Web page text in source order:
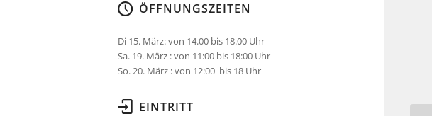
ÖFFNUNGSZEITEN
Di 15. März: von 14.00 bis 18.00 Uhr
Sa. 19. März : von 11:00 bis 18:00 Uhr
So. 20. März : von 12:00 bis 18 Uhr
EINTRITT